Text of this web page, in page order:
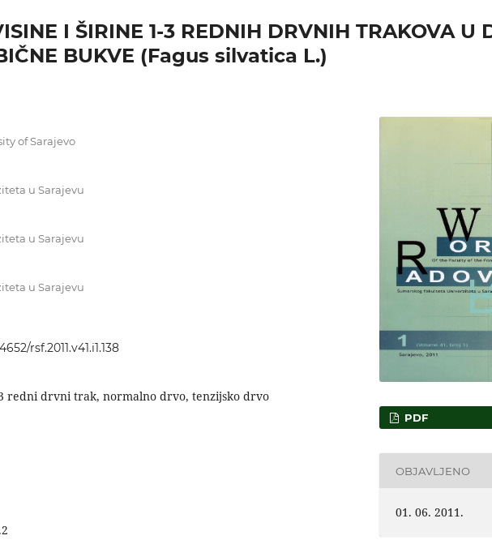
I ŠIRINE 1-3 REDNIH DRVNIH TRAKOVA U
BUKVE (Fagus silvatica L.)
of Sarajevo
u Sarajevu
u Sarajevu
u Sarajevu
rsf.2011.v41.i1.138
redni drvni trak, normalno drvo, tenzijsko drvo
PDF
OBJAVLJENO
01. 06. 2011.